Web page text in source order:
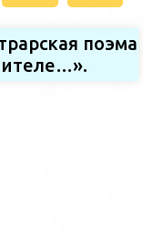
поэма